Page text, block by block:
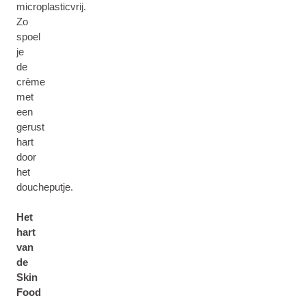
microplasticvrij.
Zo
spoel
je
de
crème
met
een
gerust
hart
door
het
doucheputje.
Het
hart
van
de
Skin
Food